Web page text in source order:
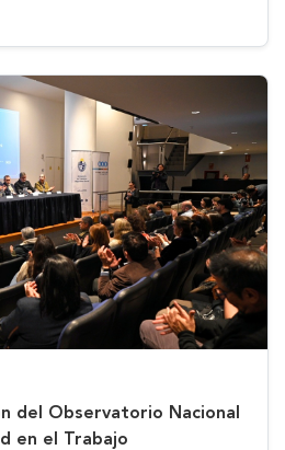
del Observatorio Nacional
en el Trabajo